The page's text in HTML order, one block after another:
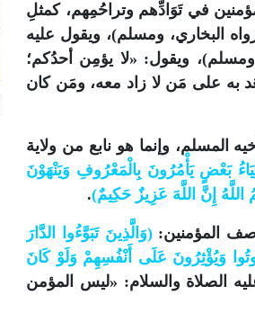
في تَوَادِّهم وتراحُمِهم، كمثلِ
البخاري، ومسلم)، ويقول عليه
ومسلم)، ويقول: «لا يؤمِن أحدُكم؛
به على مَن لا زاد معه، ومَن كان
المسلم، وإنما هو نابع من ولاية
بَعْضٍ يَأْمُرُونَ بِالْمَعْرُوفِ وَيَنْهَوْنَ
إِنَّ اللَّهَ عَزِيزٌ حَكِيمٌ).
وصف المؤمنين:(وَالَّذِينَ تَبَوَّءُوا الدَّارَ
وَيُؤْثِرُونَ عَلَى أَنْفُسِهِمْ وَلَوْ كَانَ
الصلاة والسلام: «ليس المؤمن